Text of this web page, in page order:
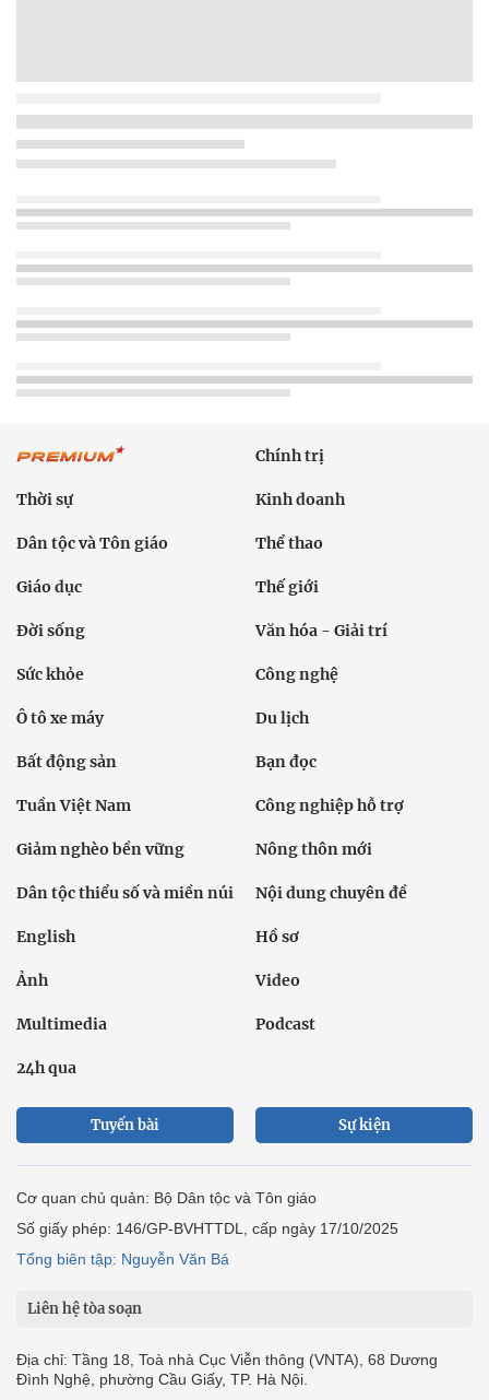
Chính trị
Thời sự Kinh doanh
Dân tộc và Tôn giáo Thể thao
Giáo dục Thế giới
Đời sống Văn hóa - Giải trí
Sức khỏe Công nghệ
Ô tô xe máy Du lịch
Bất động sản Bạn đọc
Tuần Việt Nam Công nghiệp hỗ trợ
Giảm nghèo bền vững Nông thôn mới
Dân tộc thiểu số và miền núi Nội dung chuyên đề
English Hồ sơ
Ảnh Video
Multimedia Podcast
24h qua
Tuyến bài Sự kiện
Cơ quan chủ quản: Bộ Dân tộc và Tôn giáo
Số giấy phép: 146/GP-BVHTTDL, cấp ngày 17/10/2025
Tổng biên tập: Nguyễn Văn Bá
Liên hệ tòa soạn
Địa chỉ: Tầng 18, Toà nhà Cục Viễn thông (VNTA), 68 Dương
Đình Nghệ, phường Cầu Giấy, TP. Hà Nội.